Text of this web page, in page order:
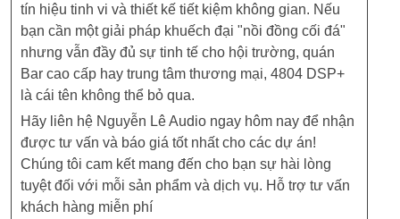
tín hiệu tinh vi và thiết kế tiết kiệm không gian. Nếu
bạn cần một giải pháp khuếch đại "nồi đồng cối đá"
nhưng vẫn đầy đủ sự tinh tế cho hội trường, quán
Bar cao cấp hay trung tâm thương mại, 4804 DSP+
là cái tên không thể bỏ qua.
Hãy liên hệ Nguyễn Lê Audio ngay hôm nay để nhận
được tư vấn và báo giá tốt nhất cho các dự án!
Chúng tôi cam kết mang đến cho bạn sự hài lòng
tuyệt đối với mỗi sản phẩm và dịch vụ. Hỗ trợ tư vấn
khách hàng miễn phí